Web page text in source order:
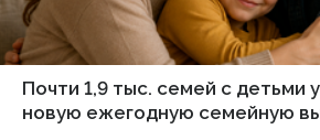
Почти 1,9 тыс. семей с детьми
новую ежегодную семейную